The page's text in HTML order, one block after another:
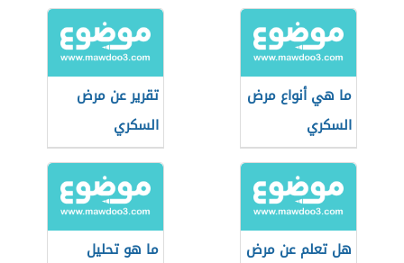
ما هي أنواع مرض
السكري
تقرير عن مرض
السكري
هل تعلم عن مرض
ما هو تحليل